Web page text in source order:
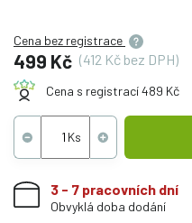
Cena bez registrace
499 Kč (412 Kč bez DPH)
Cena s registrací 489 Kč
3 - 7 pracovních dní
Obvyklá doba dodání